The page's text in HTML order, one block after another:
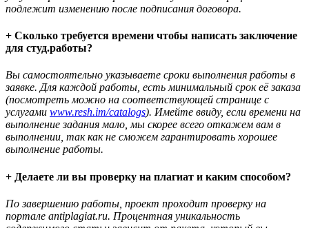
подлежит изменению после подписания договора.
+ Сколько требуется времени чтобы написать заключение
для студ.работы?
Вы самостоятельно указываете сроки выполнения работы в
заявке. Для каждой работы, есть минимальный срок её заказа
(посмотреть можно на соответствующей странице с
услугами www.resh.im/catalogs). Имейте ввиду, если времени на
выполнение задания мало, мы скорее всего откажем вам в
выполнении, так как не сможем гарантировать хорошее
выполнение работы.
+ Делаете ли вы проверку на плагиат и каким способом?
По завершению работы, проект проходит проверку на
портале antiplagiat.ru. Процентная уникальность